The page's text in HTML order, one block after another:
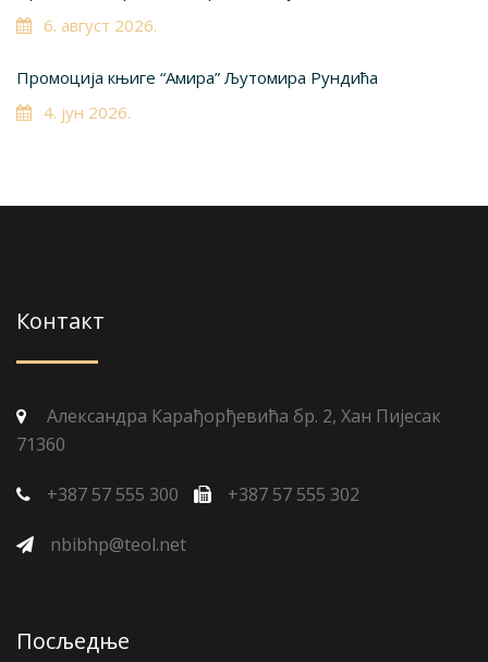
6. август 2026.
Промоција књиге “Амира” Љутомира Рундића
4. јун 2026.
Контакт
Александра Карађорђевића бр. 2, Хан Пијесак
71360
+387 57 555 300 +387 57 555 302
nbibhp@teol.net
Посљедње